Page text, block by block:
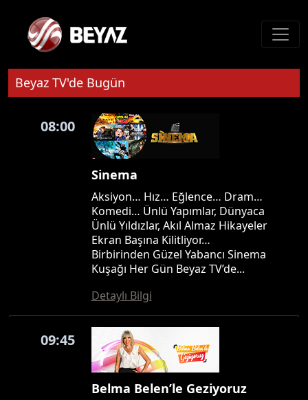
Beyaz TV'de Bugün
08:00
Sinema
Aksiyon… Hız… Eğlence… Dram…
Komedi… Ünlü Yapımlar, Dünyaca
Ünlü Yıldızlar, Akıl Almaz Hikayeler
Ekran Başına Kilitliyor…
Birbirinden Güzel Yabancı Sinema
Kuşağı Her Gün Beyaz TV’de...
Detaylı Bilgi
09:45
Belma Belen’le Geziyoruz